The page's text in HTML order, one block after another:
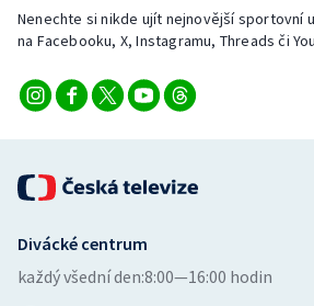
Vodní slalom
Volejbal
Ostatní
Nenechte si nikde ujít nejnovější sportovní
na Facebooku, X, Instagramu, Threads či
Divácké centrum
každý všední den:8:00—16:00 hodin